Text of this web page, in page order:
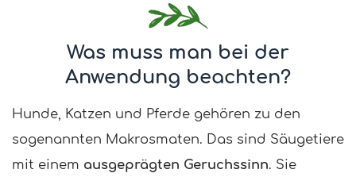
Was muss man bei der
Anwendung beachten?
Hunde, Katzen und Pferde gehören zu den
sogenannten Makrosmaten. Das sind Säugetiere
mit einem ausgeprägten Geruchssinn. Sie